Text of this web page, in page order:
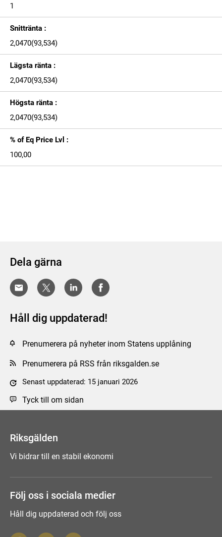
1
Snittränta :
2,0470(93,534)
Lägsta ränta :
2,0470(93,534)
Högsta ränta :
2,0470(93,534)
% of Eq Price Lvl :
100,00
Dela gärna
Håll dig uppdaterad!
Prenumerera på nyheter inom Statens upplåning
Prenumerera på RSS från riksgalden.se
Senast uppdaterad: 15 januari 2026
Tyck till om sidan
Riksgälden
Vi bidrar till en stabil ekonomi
Följ oss i sociala medier
Håll dig uppdaterad och följ oss